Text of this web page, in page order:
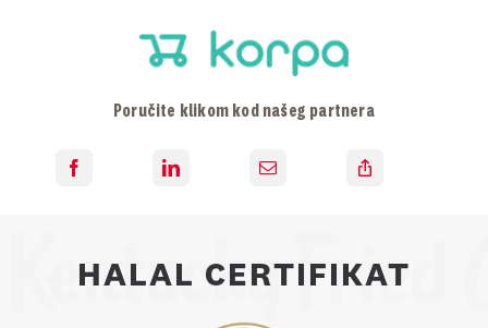
Poručite klikom kod našeg partnera
HALAL CERTIFIKAT